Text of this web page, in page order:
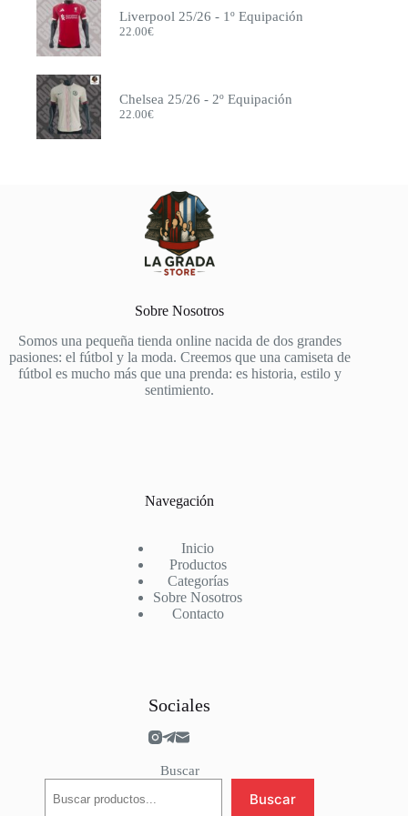
Manchester United
México
Milán
Mónaco
Monterrey
Napoli
Newcastle
Nottingham Forest
Olympique de Marsella
Real Sociedad
River Plate
Roma
Liverpool 25/26 - 1º Equipación
22.00€
Chelsea 25/26 - 2º Equipación
22.00€
Sobre Nosotros
Somos una pequeña tienda online nacida de dos grandes
pasiones: el fútbol y la moda. Creemos que una camiseta de
fútbol es mucho más que una prenda: es historia, estilo y
sentimiento.
Navegación
Inicio
Productos
Categorías
Sobre Nosotros
Contacto
Sociales
Buscar
Buscar